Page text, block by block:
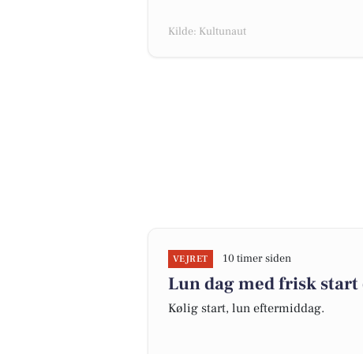
Kilde: Kultunaut
VEJRET 10 timer siden
Lun dag med frisk
Kølig start, lun eftermiddag.